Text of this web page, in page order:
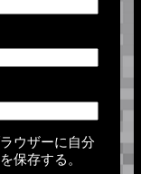
ウザーに自分
保存する。